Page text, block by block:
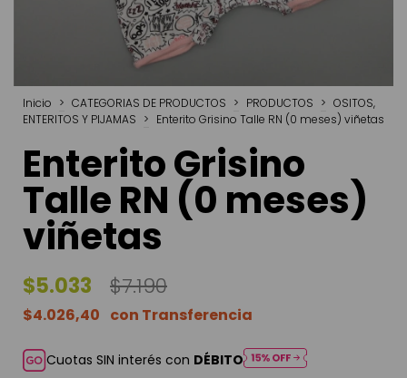
Inicio > CATEGORIAS DE PRODUCTOS > PRODUCTOS > OSITOS,
ENTERITOS Y PIJAMAS > Enterito Grisino Talle RN (0 meses) viñetas
Enterito Grisino
Talle RN (0 meses)
viñetas
$5.033 $7.190
$4.026,40
Cuotas SIN interés con DÉBITO